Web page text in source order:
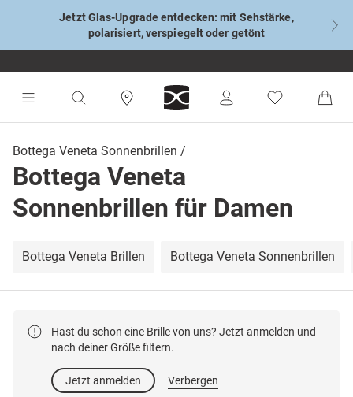
Jetzt Glas-Upgrade entdecken: mit Sehstärke,
polarisiert, verspiegelt oder getönt
Bottega Veneta Sonnenbrillen
Bottega Veneta
Sonnenbrillen für Damen
Bottega Veneta Brillen Bottega Veneta Sonnenbrillen
Hast du schon eine Brille von uns? Jetzt anmelden und
nach deiner Größe filtern.
Jetzt anmelden Verbergen